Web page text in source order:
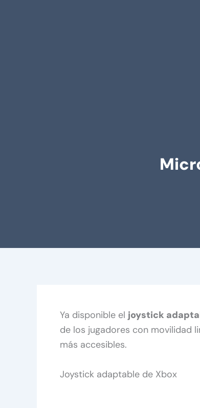
Ya disponible el joystick
de los jugadores con movilidad
más accesibles.
Joystick adaptable de Xbox